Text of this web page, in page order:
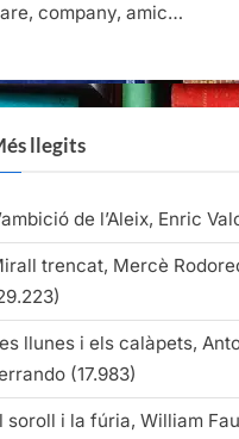
company, amic…
llegits
de l’Aleix, Enric
trencat, Mercè
llunes i els calàpets,
(17.983)
soroll i la fúria, William